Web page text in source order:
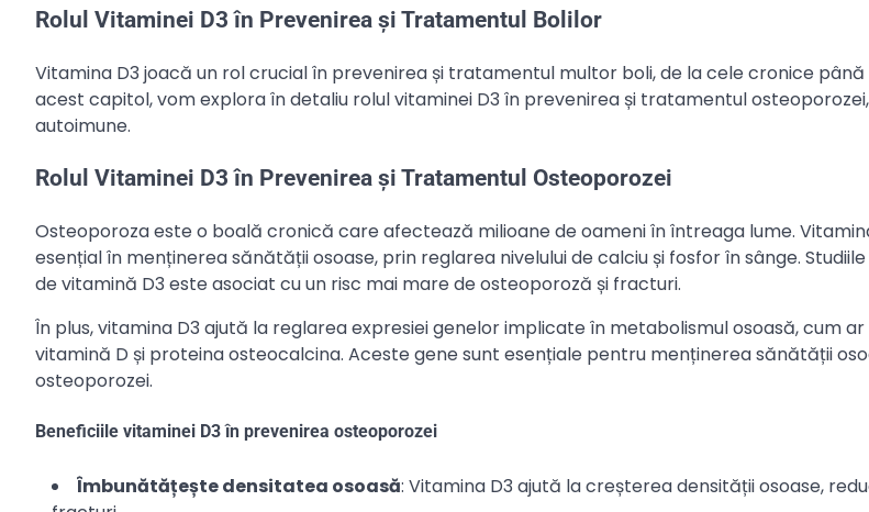
Rolul Vitaminei D3 în Prevenirea și Tratamentul Bolilor
Vitamina D3 joacă un rol crucial în prevenirea și tratamentul multor boli, de la cele cronice până
acest capitol, vom explora în detaliu rolul vitaminei D3 în prevenirea și tratamentul
autoimune.
Rolul Vitaminei D3 în Prevenirea și Tratamentul Osteoporozei
Osteoporoza este o boală cronică care afectează milioane de oameni în întreaga lume.
esențial în menținerea sănătății osoase, prin reglarea nivelului de calciu și fosfor în sânge.
de vitamină D3 este asociat cu un risc mai mare de osteoporoză și fracturi.
În plus, vitamina D3 ajută la reglarea expresiei genelor implicate în metabolismul osoasă, cum
vitamină D și proteina osteocalcina. Aceste gene sunt esențiale pentru menținerea sănătății
osteoporozei.
Beneficiile vitaminei D3 în prevenirea osteoporozei
Îmbunătățește densitatea osoasă: Vitamina D3 ajută la creșterea densității osoase,